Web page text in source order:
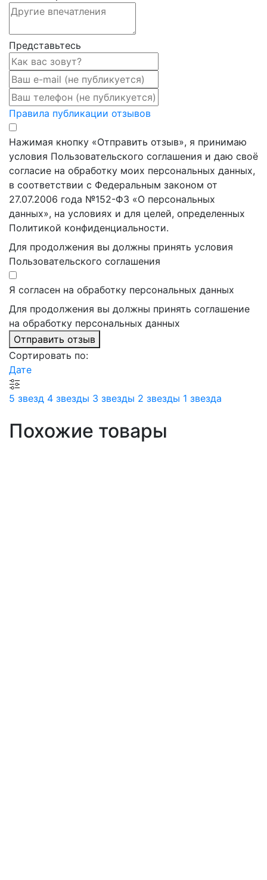
Представьтесь
Правила публикации отзывов
Нажимая кнопку «Отправить отзыв», я принимаю
условия Пользовательского соглашения и даю своё
согласие на обработку моих персональных данных,
в соответствии с Федеральным законом от
27.07.2006 года №152-ФЗ «О персональных
данных», на условиях и для целей, определенных
Политикой конфиденциальности.
Для продолжения вы должны принять условия
Пользовательского соглашения
Я согласен на обработку персональных данных
Для продолжения вы должны принять соглашение
на обработку персональных данных
Отправить отзыв
Сортировать по:
Дате
5 звезд 4 звезды 3 звезды 2 звезды 1 звезда
Похожие товары